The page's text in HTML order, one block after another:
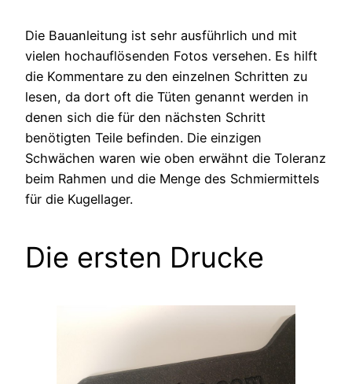
Die Bauanleitung ist sehr ausführlich und mit
vielen hochauflösenden Fotos versehen. Es hilft
die Kommentare zu den einzelnen Schritten zu
lesen, da dort oft die Tüten genannt werden in
denen sich die für den nächsten Schritt
benötigten Teile befinden. Die einzigen
Schwächen waren wie oben erwähnt die Toleranz
beim Rahmen und die Menge des Schmiermittels
für die Kugellager.
Die ersten Drucke